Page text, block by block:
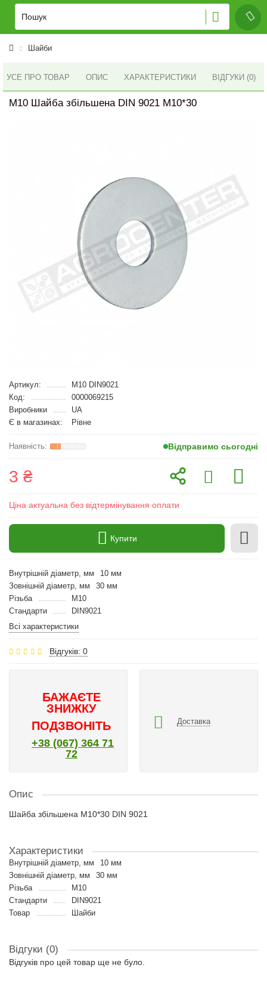
Шайби
УСЕ ПРО ТОВАР ОПИС ХАРАКТЕРИСТИКИ ВІДГУКИ (0)
M10 Шайба збільшена DIN 9021 M10*30
Артикул:
M10 DIN9021
Код:
0000069215
Виробники
UA
Є в магазинах:
Рівне
Відправимо сьогодні
3 ₴
Ціна актуальна без відтермінування оплати
Купити
Внутрішній діаметр, мм
10 мм
Зовнішній діаметр, мм
30 мм
Різьба
M10
Стандарти
DIN9021
Всі характеристики
Відгуків: 0
БАЖАЄТЕ
ЗНИЖКУ
ПОДЗВОНІТЬ
+38 (067) 364 71
72
Доставка
Опис
Шайба збільшена M10*30 DIN 9021
Характеристики
Внутрішній діаметр, мм
10 мм
Зовнішній діаметр, мм
30 мм
Різьба
M10
Стандарти
DIN9021
Товар
Шайби
Відгуки (0)
Відгуків про цей товар ще не було.